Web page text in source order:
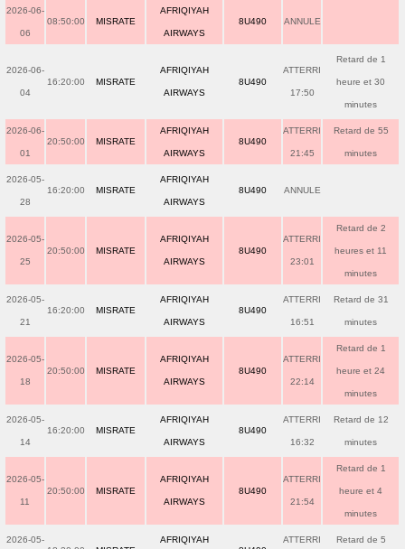
2026-06-
06
08:50:00 MISRATE
AFRIQIYAH
AIRWAYS
8U490 ANNULE
2026-06-
04
16:20:00 MISRATE
AFRIQIYAH
AIRWAYS
8U490
ATTERRI
17:50
Retard de 1
heure et 30
minutes
2026-06-
01
20:50:00 MISRATE
AFRIQIYAH
AIRWAYS
8U490
ATTERRI
21:45
Retard de 55
minutes
2026-05-
28
16:20:00 MISRATE
AFRIQIYAH
AIRWAYS
8U490 ANNULE
2026-05-
25
20:50:00 MISRATE
AFRIQIYAH
AIRWAYS
8U490
ATTERRI
23:01
Retard de 2
heures et 11
minutes
2026-05-
21
16:20:00 MISRATE
AFRIQIYAH
AIRWAYS
8U490
ATTERRI
16:51
Retard de 31
minutes
2026-05-
18
20:50:00 MISRATE
AFRIQIYAH
AIRWAYS
8U490
ATTERRI
22:14
Retard de 1
heure et 24
minutes
2026-05-
14
16:20:00 MISRATE
AFRIQIYAH
AIRWAYS
8U490
ATTERRI
16:32
Retard de 12
minutes
2026-05-
11
20:50:00 MISRATE
AFRIQIYAH
AIRWAYS
8U490
ATTERRI
21:54
Retard de 1
heure et 4
minutes
2026-05-
AFRIQIYAH
ATTERRI Retard de 5